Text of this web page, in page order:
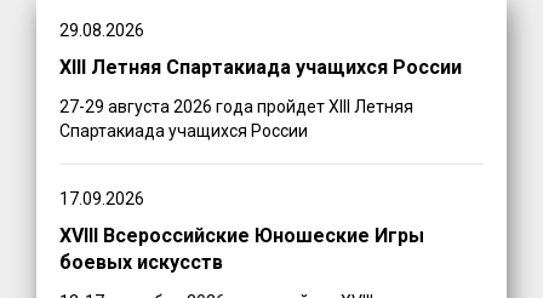
29.08.2026
XIII Летняя Спартакиада учащихся России
27-29 августа 2026 года пройдет XIII Летняя
Спартакиада учащихся России
17.09.2026
XVIII Всероссийские Юношеские Игры
боевых искусств